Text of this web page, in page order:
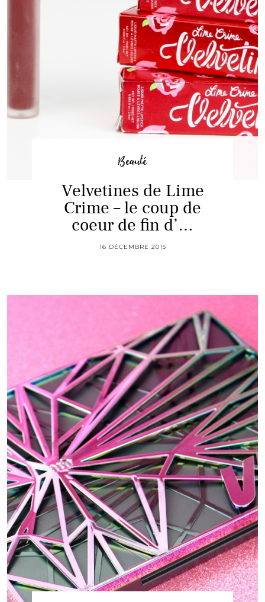
Beauté
Velvetines de Lime
Crime – le coup de
coeur de fin d’…
16 DÉCEMBRE 2015